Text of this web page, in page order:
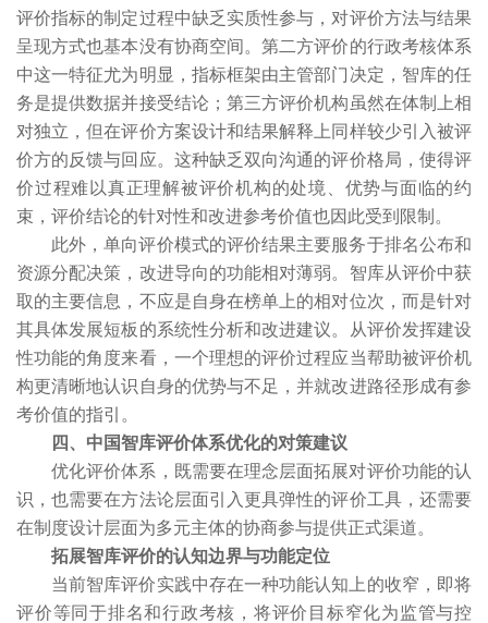
评价指标的制定过程中缺乏实质性参与，对评价方法与结果
呈现方式也基本没有协商空间。第二方评价的行政考核体系
中这一特征尤为明显，指标框架由主管部门决定，智库的任
务是提供数据并接受结论；第三方评价机构虽然在体制上相
对独立，但在评价方案设计和结果解释上同样较少引入被评
价方的反馈与回应。这种缺乏双向沟通的评价格局，使得评
价过程难以真正理解被评价机构的处境、优势与面临的约
束，评价结论的针对性和改进参考价值也因此受到限制。
此外，单向评价模式的评价结果主要服务于排名公布和
资源分配决策，改进导向的功能相对薄弱。智库从评价中获
取的主要信息，不应是自身在榜单上的相对位次，而是针对
其具体发展短板的系统性分析和改进建议。从评价发挥建设
性功能的角度来看，一个理想的评价过程应当帮助被评价机
构更清晰地认识自身的优势与不足，并就改进路径形成有参
考价值的指引。
四、中国智库评价体系优化的对策建议
优化评价体系，既需要在理念层面拓展对评价功能的认
识，也需要在方法论层面引入更具弹性的评价工具，还需要
在制度设计层面为多元主体的协商参与提供正式渠道。
拓展智库评价的认知边界与功能定位
当前智库评价实践中存在一种功能认知上的收窄，即将
评价等同于排名和行政考核，将评价目标窄化为监管与控